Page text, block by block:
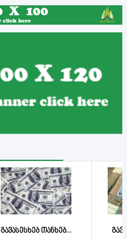
გავასესხებ თანხებ...